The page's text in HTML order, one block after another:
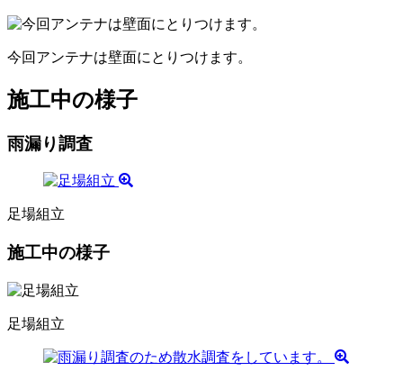
今回アンテナは壁面にとりつけます。
施工中の様子
雨漏り調査
足場組立
施工中の様子
足場組立